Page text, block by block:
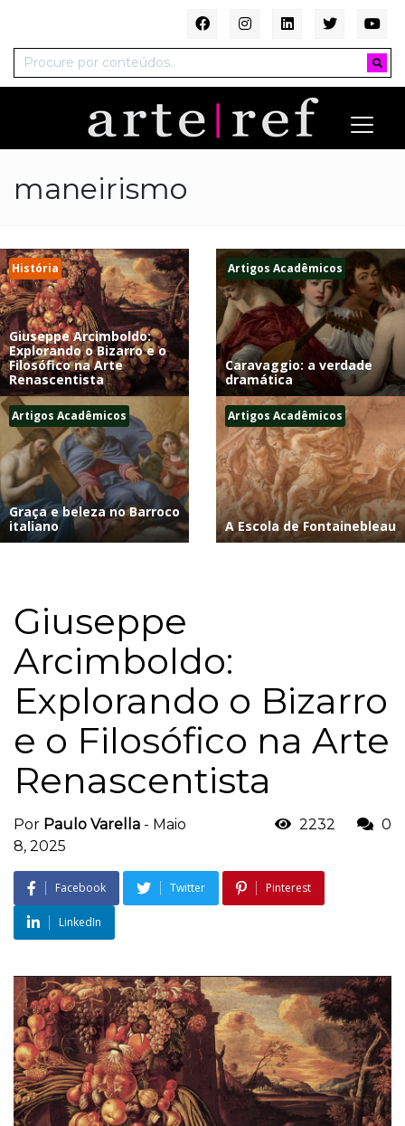
maneirismo
História
Giuseppe Arcimboldo:
Explorando o Bizarro e o
Filosófico na Arte
Renascentista
Artigos Acadêmicos
Caravaggio: a verdade
dramática
Artigos Acadêmicos
Graça e beleza no Barroco
italiano
Artigos Acadêmicos
A Escola de Fontainebleau
Giuseppe
Arcimboldo:
Explorando o Bizarro
e o Filosófico na Arte
Renascentista
Por Paulo Varella - Maio
8, 2025
2232 0
Facebook Twitter Pinterest
LinkedIn